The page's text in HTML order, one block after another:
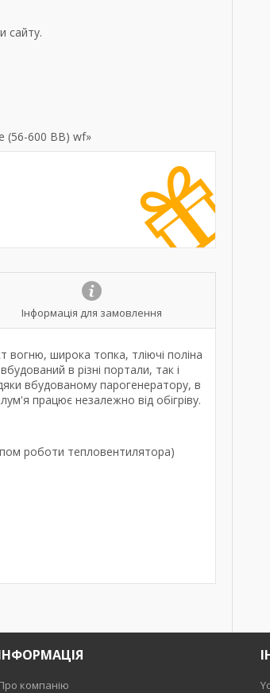
сайту.
(56-600 BB) wf»
Інформація для замовлення
вогню, широка топка, тліючі поліна
в різні портали, так і
вбудованому парогенератору, в
працює незалежно від обігріву.
роботи тепловентилятора)
компанію